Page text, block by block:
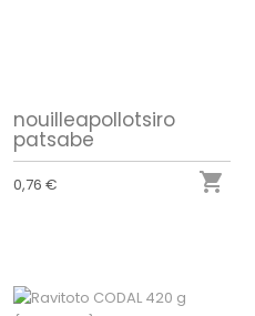
nouilleapollotsiro
patsabe
0,76 € 